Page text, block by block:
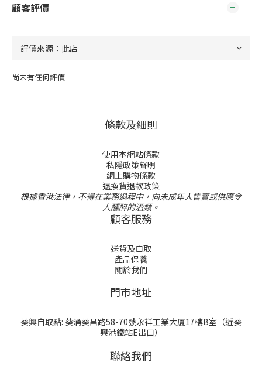
顧客評價
尚未有任何評價
條款及細則
使用本網站條款
私隱政策聲明
網上購物條款
退換貨退款政策
根據香港法律，不得在業務過程中，向未成年人售賣或供應令
人醺醉的酒類。
顧客服務
送貨及自取
產品保養
關於我們
門巿地址
葵興自取點: 葵涌葵昌路58-70號永祥工業大厦17樓B室（近葵
興港鐵站E出口）
聯絡我們